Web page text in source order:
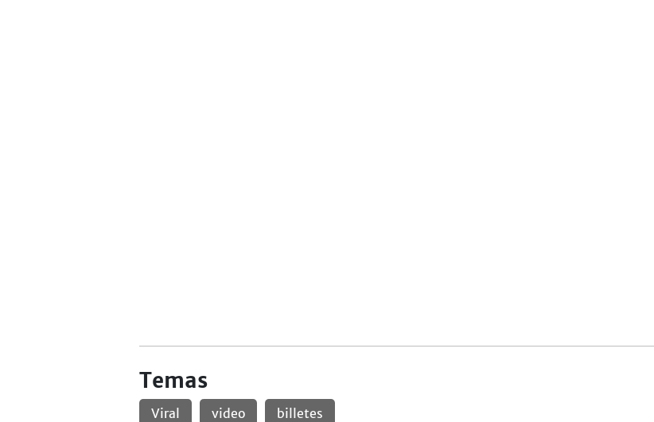
Temas
Viral video billetes